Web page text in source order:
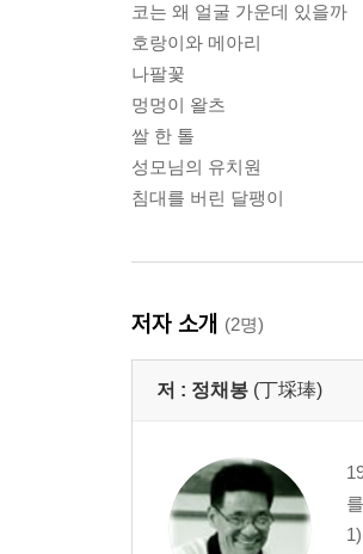
코는 왜 얼굴 가운데 있을까
호랑이와 메아리
나팔꽃
멍멍이 왈츠
쌀 한 톨
성모님의 유치원
침대를 버린 달팽이
저자 소개 (2명)
저 : 정채봉 (丁埰琫)